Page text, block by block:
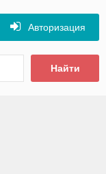
Найти
Авторизация